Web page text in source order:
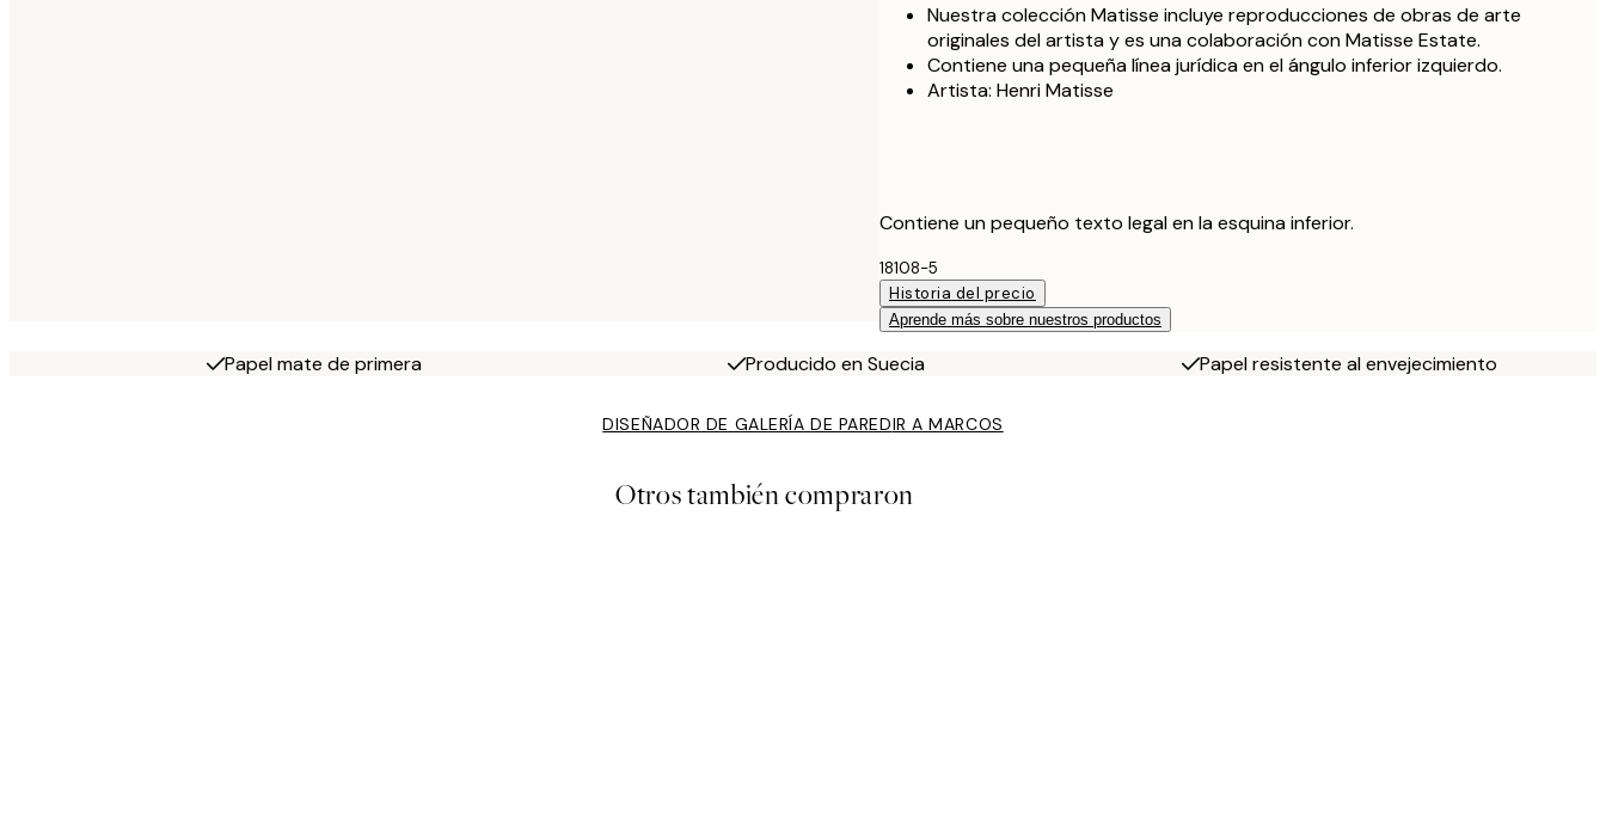
Nuestra colección Matisse incluye reproducciones de obras de arte
originales del artista y es una colaboración con Matisse Estate.
Contiene una pequeña línea jurídica en el ángulo inferior izquierdo.
Artista: Henri Matisse
Contiene un pequeño texto legal en la esquina inferior.
18108-5
Historia del precio
Aprende más sobre nuestros productos
Papel mate de primera Producido en Suecia Papel resistente al envejecimiento
DISEÑADOR DE GALERÍA DE PAREDIR A MARCOS
Otros también compraron